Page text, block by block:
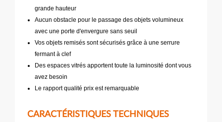
grande hauteur
Aucun obstacle pour le passage des objets volumineux
avec une porte d'envergure sans seuil
Vos objets remisés sont sécurisés grâce à une serrure
fermant à clef
Des espaces vitrés apportent toute la luminosité dont vous
avez besoin
Le rapport qualité prix est remarquable
CARACTÉRISTIQUES TECHNIQUES